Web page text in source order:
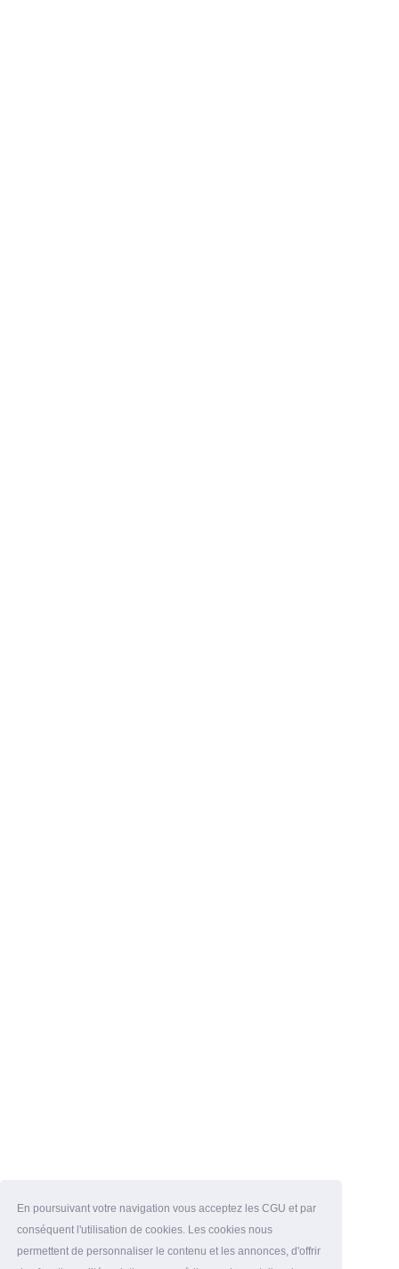
En poursuivant votre navigation vous acceptez les CGU et par
conséquent l'utilisation de cookies. Les cookies nous
permettent de personnaliser le contenu et les annonces, d'offrir